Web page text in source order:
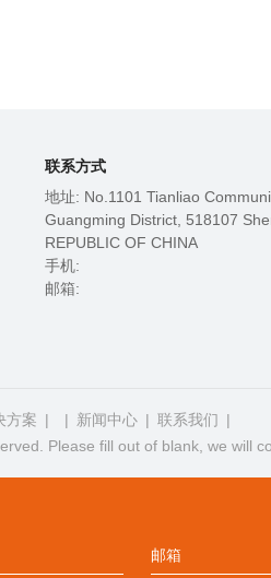
联系方式
地址: No.1101 Tianliao
Guangming District, 518107
REPUBLIC OF CHINA
手机:
邮箱:
方案 新闻中心
联系我们
Please fill out of blank, we will